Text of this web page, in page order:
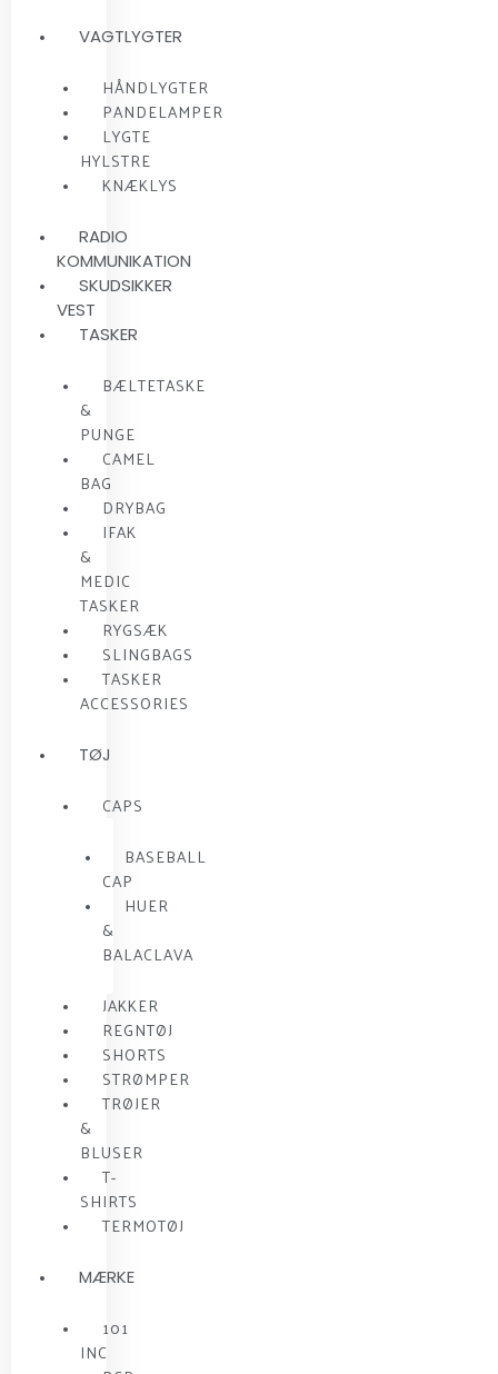
VAGTLYGTER
HÅNDLYGTER
PANDELAMPER
LYGTE
HYLSTRE
KNÆKLYS
RADIO
KOMMUNIKATION
SKUDSIKKER
VEST
TASKER
BÆLTETASKE
&
PUNGE
CAMEL
BAG
DRYBAG
IFAK
&
MEDIC
TASKER
RYGSÆK
SLINGBAGS
TASKER
ACCESSORIES
TØJ
CAPS
BASEBALL
CAP
HUER
&
BALACLAVA
JAKKER
REGNTØJ
SHORTS
STRØMPER
TRØJER
&
BLUSER
T-
SHIRTS
TERMOTØJ
MÆRKE
101
INC